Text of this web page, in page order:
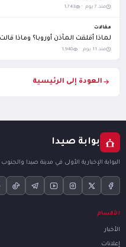
منذ 7 يوم · 1,743
مقالات
لماذا أقلقت المآذن أوروبا؟ وماذا
منذ 11 يوم · 1,948
العودة إلى الرئيسية
بوابة صيدا
البوابة الإخبارية الأولى في مدينة صيدا والجنوب
الأقسام
الأخبار
إعلانات